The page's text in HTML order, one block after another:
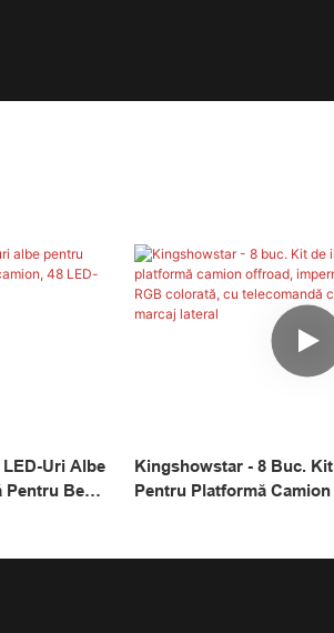
Uri Albe
Pentru Benă
Kingshowstar - 8 Buc.
Pentru Platformă
Pentru Marcaj Lateral